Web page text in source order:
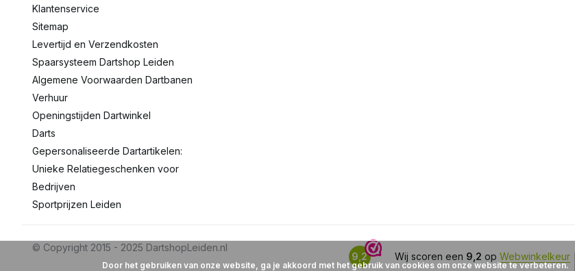
Klantenservice
Sitemap
Levertijd en Verzendkosten
Spaarsysteem Dartshop Leiden
Algemene Voorwaarden Dartbanen
Verhuur
Openingstijden Dartwinkel
Darts
Gepersonaliseerde Dartartikelen:
Unieke Relatiegeschenken voor
Bedrijven
Sportprijzen Leiden
9,2 Wij scoren een 9,2 op Webwinkelkeur
Door het gebruiken van onze website, ga je akkoord met het gebruik van cookies om onze website te verbeteren.